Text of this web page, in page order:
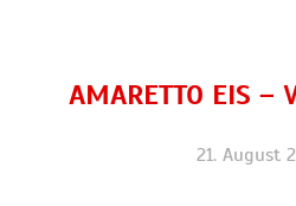
AMARETTO EIS –
21. August